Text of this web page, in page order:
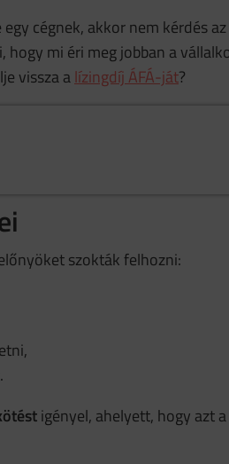
cégnek, akkor nem kérdés
mi éri meg jobban a
vissza alízingdíj ÁFÁ-ját?
szokták felhozni:
igényel, ahelyett, hogy azt